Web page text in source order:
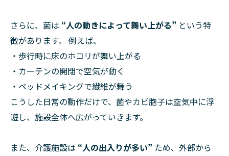
さらに、菌は “人の動きによって舞い上がる” という特
徴があります。 例えば、
・歩行時に床のホコリが舞い上がる
・カーテンの開閉で空気が動く
・ベッドメイキングで繊維が舞う
こうした日常の動作だけで、菌やカビ胞子は空気中に浮
遊し、施設全体へ広がっていきます。
また、介護施設は “人の出入りが多い” ため、外部から